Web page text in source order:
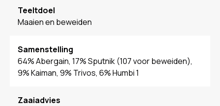
Teeltdoel
Maaien en beweiden
Samenstelling
64% Abergain, 17% Sputnik (107 voor beweiden),
9% Kaiman, 9% Trivos, 6% Humbi 1
Zaaiadvies